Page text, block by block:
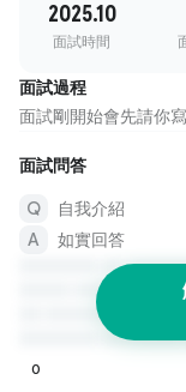
2025.10
面試時間
面試過程
面試剛開始會先請你
面試問答
自我介紹
如實回答
0